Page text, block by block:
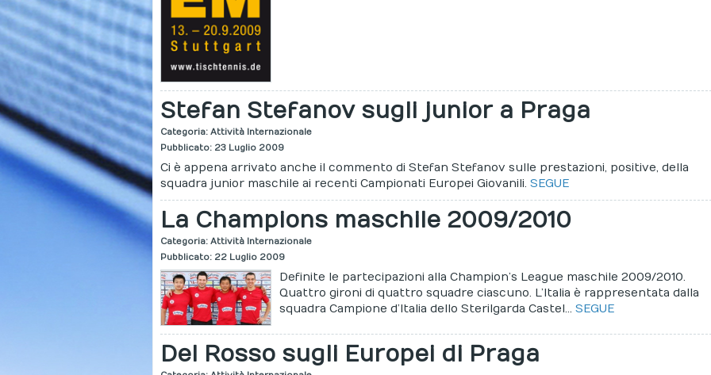
Stefan Stefanov sugli junior a Praga
Categoria:Attività Internazionale
Pubblicato: 23 Luglio 2009
Ci è appena arrivato anche il commento di Stefan Stefanov sulle prestazioni, positive, della
squadra junior maschile ai recenti Campionati Europei Giovanili.SEGUE
La Champions maschile 2009/2010
Categoria:Attività Internazionale
Pubblicato: 22 Luglio 2009
Definite le partecipazioni alla Champion’s League maschile 2009/2010.
Quattro gironi di quattro squadre ciascuno. L’Italia è rappresentata dalla
squadra Campione d’Italia dello Sterilgarda Castel...SEGUE
Del Rosso sugli Europei di Praga